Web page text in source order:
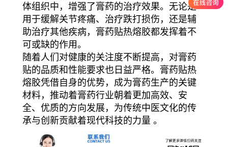
体组织中，增强了膏药的治疗效果。无论是
用于缓解关节疼痛、治疗跌打损伤，还是辅
助治疗其他疾病，膏药贴热熔胶都发挥着不
可或缺的作用。
随着人们对健康的关注度不断提高，对膏药
贴的品质和性能要求也日益严格。膏药贴热
熔胶凭借自身的优势，成为膏药生产的关键
材料，推动着膏药行业朝着更加高效、安
全、优质的方向发展，为传统中医文化的传
承与创新贡献着现代科技的力量 。